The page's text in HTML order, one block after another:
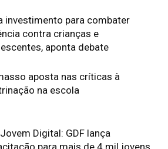
investimento para combater
contra crianças e
aponta debate
aposta nas críticas à
na escola
Digital: GDF lança
para mais de 4 mil jovens